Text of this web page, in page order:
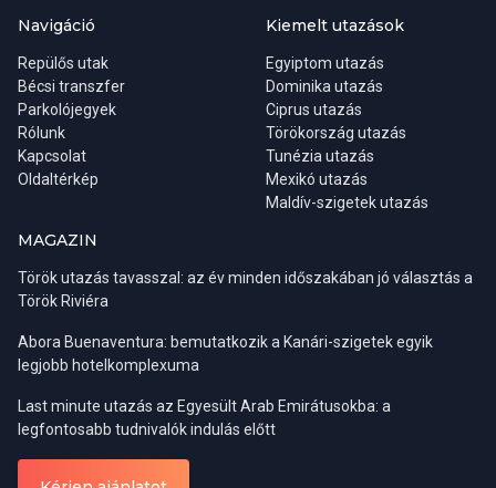
Navigáció
Repülős utak
Bécsi transzfer
Parkolójegyek
Rólunk
Kapcsolat
Oldaltérkép
Kiemelt utazások
Egyiptom utazás
Dominika utazás
Ciprus utazás
Törökország utazás
Tunézia utazás
Mexikó utazás
Maldív-szigetek utazás
MAGAZIN
Török utazás tavasszal: az év minden időszakában jó választás a
Török Riviéra
Abora Buenaventura: bemutatkozik a Kanári-szigetek egyik
legjobb hotelkomplexuma
Last minute utazás az Egyesült Arab Emirátusokba: a
legfontosabb tudnivalók indulás előtt